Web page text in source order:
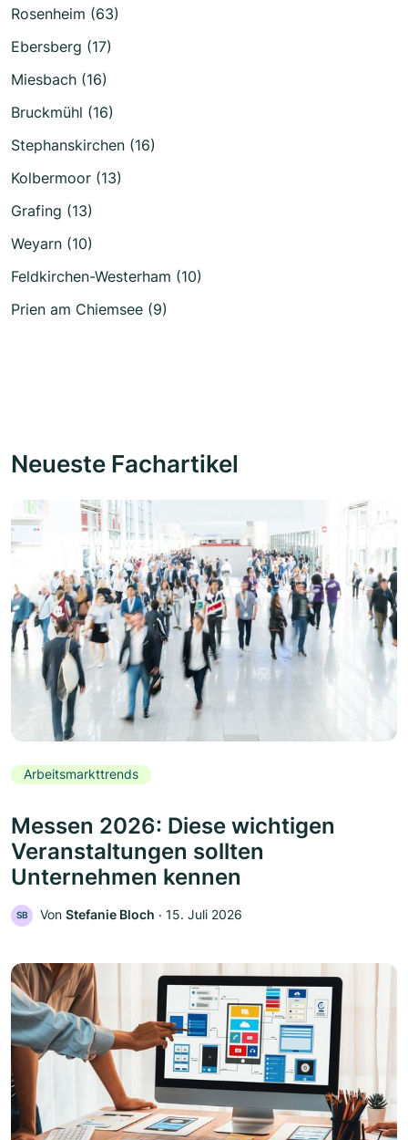
Rosenheim (63)
Ebersberg (17)
Miesbach (16)
Bruckmühl (16)
Stephanskirchen (16)
Kolbermoor (13)
Grafing (13)
Weyarn (10)
Feldkirchen-Westerham (10)
Prien am Chiemsee (9)
Neueste Fachartikel
Arbeitsmarkttrends
Messen 2026: Diese wichtigen
Veranstaltungen sollten
Unternehmen kennen
SB Von Stefanie Bloch ‧ 15. Juli 2026